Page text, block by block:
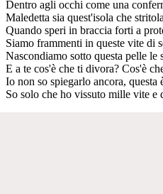
Dentro agli occhi come una
Maledetta sia quest'isola che
Quando speri in braccia forti a
Siamo frammenti in queste vite di
Nascondiamo sotto questa pelle le
E a te cos'è che ti divora? Cos'è
Io non so spiegarlo ancora, questa
So solo che ho vissuto mille vite e